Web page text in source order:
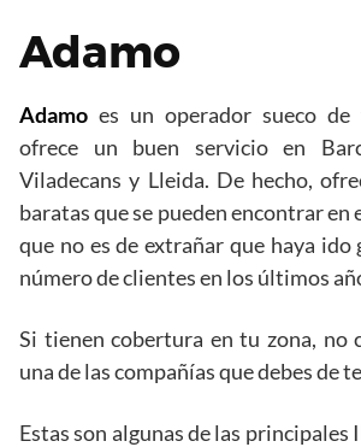
Adamo
Adamo es un operador sueco
ofrece un buen servicio en
Viladecans y Lleida. De hecho,
baratas que se pueden encontrar en
que no es de extrañar que haya ido
número de clientes en los últimos
Si tienen cobertura en tu zona, no
una de las compañías que debes de
Estas son algunas de las principales